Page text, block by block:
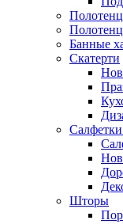
Банные
Скатерти
Шторы